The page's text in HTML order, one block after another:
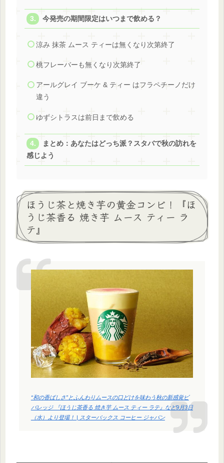
今発売の期間限定はいつまで飲める？
涼み 抹茶 ムース ティーは無くなり次第終了
桃フレーバーも無くなり次第終了
アールグレイ ブーケ & ティー はフラペチーノだけ
違う
ゆずシトラスは前日まで飲める
まとめ：あなたはどっち派？スタバで秋の訪れを
感じよう
ほうじ茶と焼き芋の黄金コンビ！『ほ
うじ茶香る 焼き芋 ムース ティー ラ
テ』
“和の香ばしさ”とふんわりムースの口どけを味わう秋の新感覚ビ
バレッジ 『ほうじ茶香る 焼き芋 ムース ティー ラテ』など9月3日
（水）より登場！ | スターバックス コーヒー ジャパン